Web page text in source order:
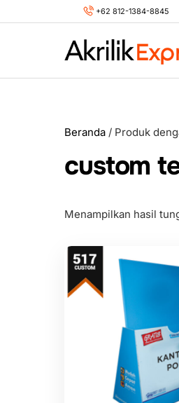
to
+62 812-1384-8845
Beranda / Produk
custom
Menampilkan hasil